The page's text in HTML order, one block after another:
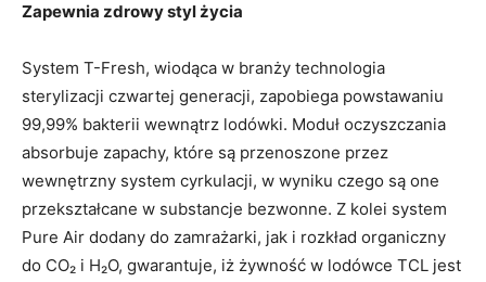
Zapewnia zdrowy styl życia
System T-Fresh, wiodąca w branży technologia
sterylizacji czwartej generacji, zapobiega powstawaniu
99,99% bakterii wewnątrz lodówki. Moduł oczyszczania
absorbuje zapachy, które są przenoszone przez
wewnętrzny system cyrkulacji, w wyniku czego są one
przekształcane w substancje bezwonne. Z kolei system
Pure Air dodany do zamrażarki, jak i rozkład organiczny
do CO₂ i H₂O, gwarantuje, iż żywność w lodówce TCL jest